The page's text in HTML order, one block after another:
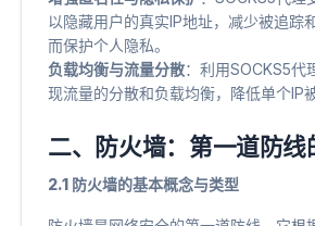
以隐藏用户的真实IP地址，减少被追踪
而保护个人隐私。
负载均衡与流量分散：利用SOCKS5代
现流量的分散和负载均衡，降低单个IP
二、防火墙：第一道防线
2.1 防火墙的基本概念与类型